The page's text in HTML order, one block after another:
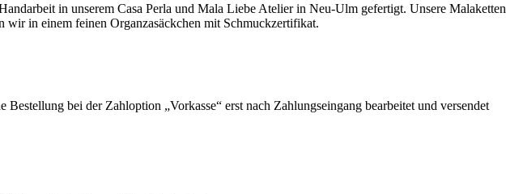
in unserem Casa Perla und Mala Liebe Atelier in Neu-Ulm gefertigt. Unsere Malaketten
wir in einem feinen Organzasäckchen mit Schmuckzertifikat.
bei der Zahloption „Vorkasse“ erst nach Zahlungseingang bearbeitet und versendet